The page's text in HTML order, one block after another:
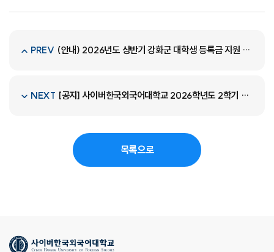
PREV (안내) 2026년도 상반기 강화군 대학생 등록금 지원 사업 공고
NEXT [공지] 사이버한국외국어대학교 2026학년도 2학기 비전임 교원 공개채용 공고(2차)
목록으로